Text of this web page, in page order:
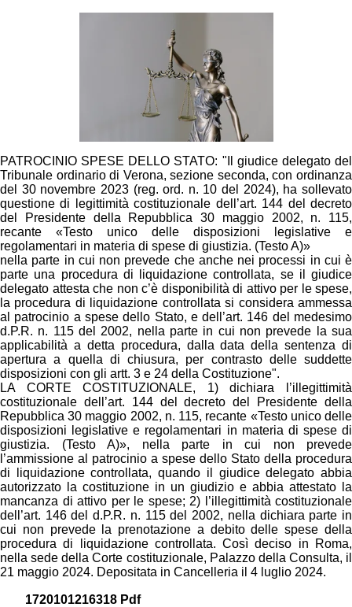
PATROCINIO SPESE DELLO STATO: "Il giudice delegato del
Tribunale ordinario di Verona, sezione seconda, con ordinanza
del 30 novembre 2023 (reg. ord. n. 10 del 2024), ha sollevato
questione di legittimità costituzionale dell’art. 144 del decreto
del Presidente della Repubblica 30 maggio 2002, n. 115,
recante «Testo unico delle disposizioni legislative e
regolamentari in materia di spese di giustizia. (Testo A)»
nella parte in cui non prevede che anche nei processi in cui è
parte una procedura di liquidazione controllata, se il giudice
delegato attesta che non c’è disponibilità di attivo per le spese,
la procedura di liquidazione controllata si considera ammessa
al patrocinio a spese dello Stato, e dell’art. 146 del medesimo
d.P.R. n. 115 del 2002, nella parte in cui non prevede la sua
applicabilità a detta procedura, dalla data della sentenza di
apertura a quella di chiusura, per contrasto delle suddette
disposizioni con gli artt. 3 e 24 della Costituzione".
LA CORTE COSTITUZIONALE, 1) dichiara l’illegittimità
costituzionale dell’art. 144 del decreto del Presidente della
Repubblica 30 maggio 2002, n. 115, recante «Testo unico delle
disposizioni legislative e regolamentari in materia di spese di
giustizia. (Testo A)», nella parte in cui non prevede
l’ammissione al patrocinio a spese dello Stato della procedura
di liquidazione controllata, quando il giudice delegato abbia
autorizzato la costituzione in un giudizio e abbia attestato la
mancanza di attivo per le spese; 2) l’illegittimità costituzionale
dell’art. 146 del d.P.R. n. 115 del 2002, nella dichiara parte in
cui non prevede la prenotazione a debito delle spese della
procedura di liquidazione controllata. Così deciso in Roma,
nella sede della Corte costituzionale, Palazzo della Consulta, il
21 maggio 2024. Depositata in Cancelleria il 4 luglio 2024.
1720101216318 Pdf